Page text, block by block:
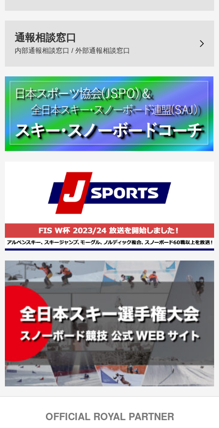
通報相談窓口
内部通報相談窓口 / 外部通報相談窓口
OFFICIAL ROYAL PARTNER